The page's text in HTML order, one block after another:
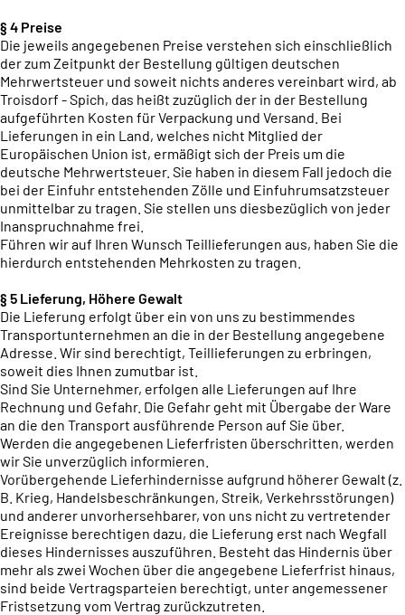
§ 4 Preise
Die jeweils angegebenen Preise verstehen sich einschließlich
der zum Zeitpunkt der Bestellung gültigen deutschen
Mehrwertsteuer und soweit nichts anderes vereinbart wird, ab
Troisdorf - Spich, das heißt zuzüglich der in der Bestellung
aufgeführten Kosten für Verpackung und Versand. Bei
Lieferungen in ein Land, welches nicht Mitglied der
Europäischen Union ist, ermäßigt sich der Preis um die
deutsche Mehrwertsteuer. Sie haben in diesem Fall jedoch die
bei der Einfuhr entstehenden Zölle und Einfuhrumsatzsteuer
unmittelbar zu tragen. Sie stellen uns diesbezüglich von jeder
Inanspruchnahme frei.
Führen wir auf Ihren Wunsch Teillieferungen aus, haben Sie die
hierdurch entstehenden Mehrkosten zu tragen.
§ 5 Lieferung, Höhere Gewalt
Die Lieferung erfolgt über ein von uns zu bestimmendes
Transportunternehmen an die in der Bestellung angegebene
Adresse. Wir sind berechtigt, Teillieferungen zu erbringen,
soweit dies Ihnen zumutbar ist.
Sind Sie Unternehmer, erfolgen alle Lieferungen auf Ihre
Rechnung und Gefahr. Die Gefahr geht mit Übergabe der Ware
an die den Transport ausführende Person auf Sie über.
Werden die angegebenen Lieferfristen überschritten, werden
wir Sie unverzüglich informieren.
Vorübergehende Lieferhindernisse aufgrund höherer Gewalt (z.
B. Krieg, Handelsbeschränkungen, Streik, Verkehrsstörungen)
und anderer unvorhersehbarer, von uns nicht zu vertretender
Ereignisse berechtigen dazu, die Lieferung erst nach Wegfall
dieses Hindernisses auszuführen. Besteht das Hindernis über
mehr als zwei Wochen über die angegebene Lieferfrist hinaus,
sind beide Vertragsparteien berechtigt, unter angemessener
Fristsetzung vom Vertrag zurückzutreten.